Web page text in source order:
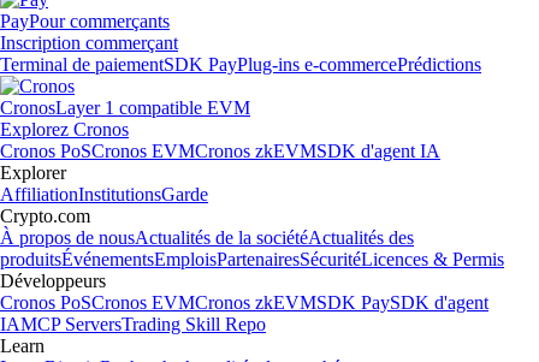
PayPour commerçants
Inscription commerçant
Terminal de paiementSDK PayPlug-ins e-commercePrédictions
CronosLayer 1 compatible EVM
Explorez Cronos
Cronos PoSCronos EVMCronos zkEVMSDK d'agent IA
Explorer
AffiliationInstitutionsGarde
Crypto.com
À propos de nousActualités de la sociétéActualités des
produitsÉvénementsEmploisPartenairesSécuritéLicences & Permis
Développeurs
Cronos PoSCronos EVMCronos zkEVMSDK PaySDK d'agent
IAMCP ServersTrading Skill Repo
Learn